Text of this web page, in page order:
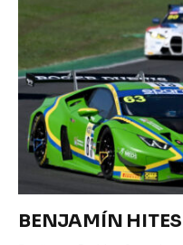
BENJAMÍN HITES